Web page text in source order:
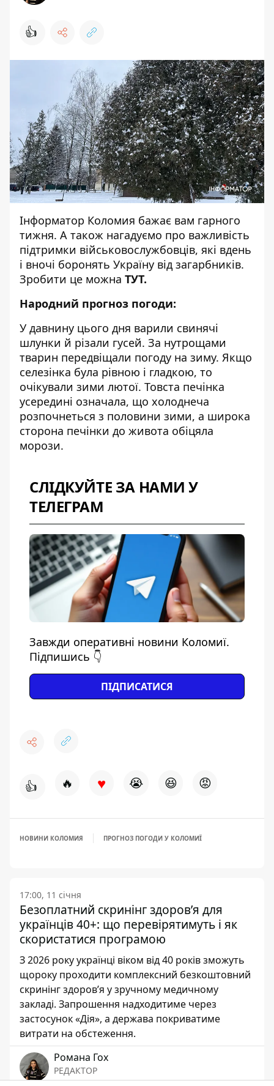
👍
Інформатор Коломия бажає вам гарного
тижня. А також нагадуємо про важливість
підтримки військовослужбовців, які вдень
і вночі боронять Україну від загарбників.
Зробити це можна ТУТ.
Народний прогноз погоди:
У давнину цього дня варили свинячі
шлунки й різали гусей. За нутрощами
тварин передвіщали погоду на зиму. Якщо
селезінка була рівною і гладкою, то
очікували зими лютої. Товста печінка
усередині означала, що холоднеча
розпочнеться з половини зими, а широка
сторона печінки до живота обіцяла
морози.
СЛІДКУЙТЕ ЗА НАМИ У
ТЕЛЕГРАМ
Завжди оперативні новини Коломиї.
Підпишись 👇
ПІДПИСАТИСЯ
👍 🔥 ♥ 😭 😆 😡
НОВИНИ КОЛОМИЯ ПРОГНОЗ ПОГОДИ У КОЛОМИЇ
17:00, 11 січня
Безоплатний скринінг здоров’я для
українців 40+: що перевірятимуть і як
скористатися програмою
З 2026 року українці віком від 40 років зможуть
щороку проходити комплексний безкоштовний
скринінг здоров’я у зручному медичному
закладі. Запрошення надходитиме через
застосунок «Дія», а держава покриватиме
витрати на обстеження.
Романа Гох
РЕДАКТОР